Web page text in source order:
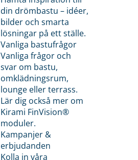
din drömbastu – idéer,
bilder och smarta
lösningar på ett ställe.
Vanliga bastufrågor
Vanliga frågor och
svar om bastu,
omklädningsrum,
lounge eller terrass.
Lär dig också mer om
Kirami FinVision®
moduler.
Kampanjer &
erbjudanden
Kolla in våra